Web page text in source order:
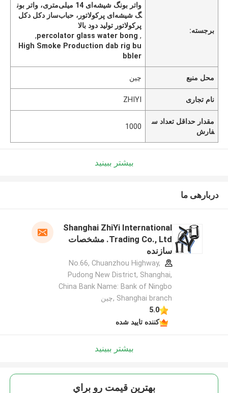
برجسته:
واتر بونگ شیشه‌ای 14 میلی‌متری، واتر بون
گ شیشه‌ای پرکولاتور، حباب‌ساز دکل دکل
پرکولاتور تولید دود بالا
,
percolator glass water bong
,
High Smoke Production dab rig bu
bbler
محل منبع چین
نام تجاری ZHIYI
مقدار حداقل تعداد س
فارش
1000
بیشتر ببینید
دربارهی ما
Shanghai ZhiYi International
Trading Co., Ltd. مشخصات
سازنده
No.66, Chuanzhou Highway,
Pudong New District, Shanghai,
China Bank Name: Bank of Ningbo
Shanghai branch ,چین
5.0
کننده تایید شده
بیشتر ببینید
بهترين قيمت رو براي